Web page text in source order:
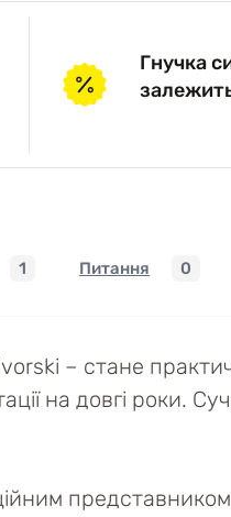
Гнучка
1 Питання 0
– стане
на довгі роки.